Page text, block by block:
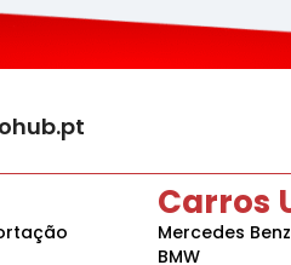
Carros
Mercedes Benz
BMW